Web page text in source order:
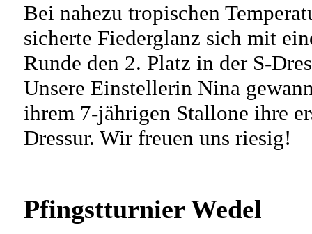
Bei nahezu tropischen
sicherte Fiederglanz sich mit
Runde den 2. Platz in der S-
Unsere Einstellerin Nina
ihrem 7-jährigen Stallone ihre
Dressur. Wir freuen uns riesig!
Pfingstturnier Wedel